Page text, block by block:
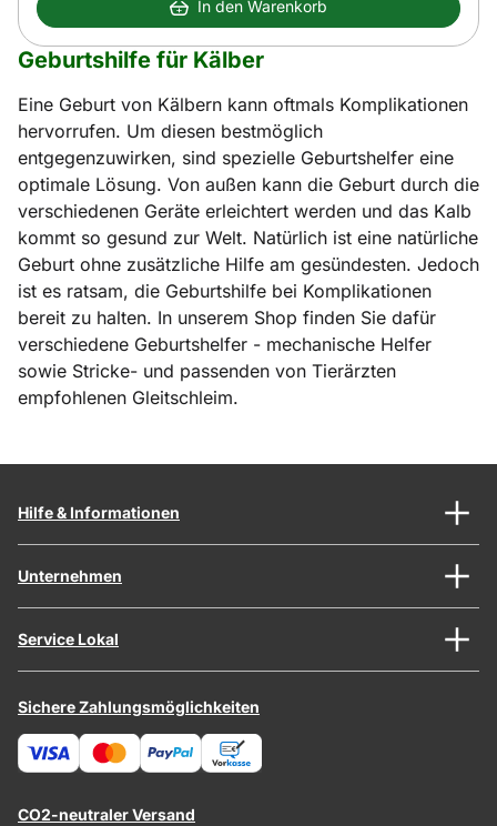
In den Warenkorb
Geburtshilfe für Kälber
Eine Geburt von Kälbern kann oftmals Komplikationen
hervorrufen. Um diesen bestmöglich
entgegenzuwirken, sind spezielle Geburtshelfer eine
optimale Lösung. Von außen kann die Geburt durch die
verschiedenen Geräte erleichtert werden und das Kalb
kommt so gesund zur Welt. Natürlich ist eine natürliche
Geburt ohne zusätzliche Hilfe am gesündesten. Jedoch
ist es ratsam, die Geburtshilfe bei Komplikationen
bereit zu halten. In unserem Shop finden Sie dafür
verschiedene Geburtshelfer - mechanische Helfer
sowie Stricke- und passenden von Tierärzten
empfohlenen Gleitschleim.
Hilfe & Informationen
Unternehmen
Service Lokal
Sichere Zahlungsmöglichkeiten
CO2-neutraler Versand